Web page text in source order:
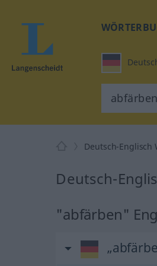
Deutsch-Englisch
Deutsch-
"abfärben"